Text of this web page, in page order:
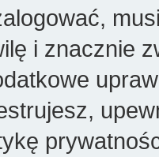
i znacznie